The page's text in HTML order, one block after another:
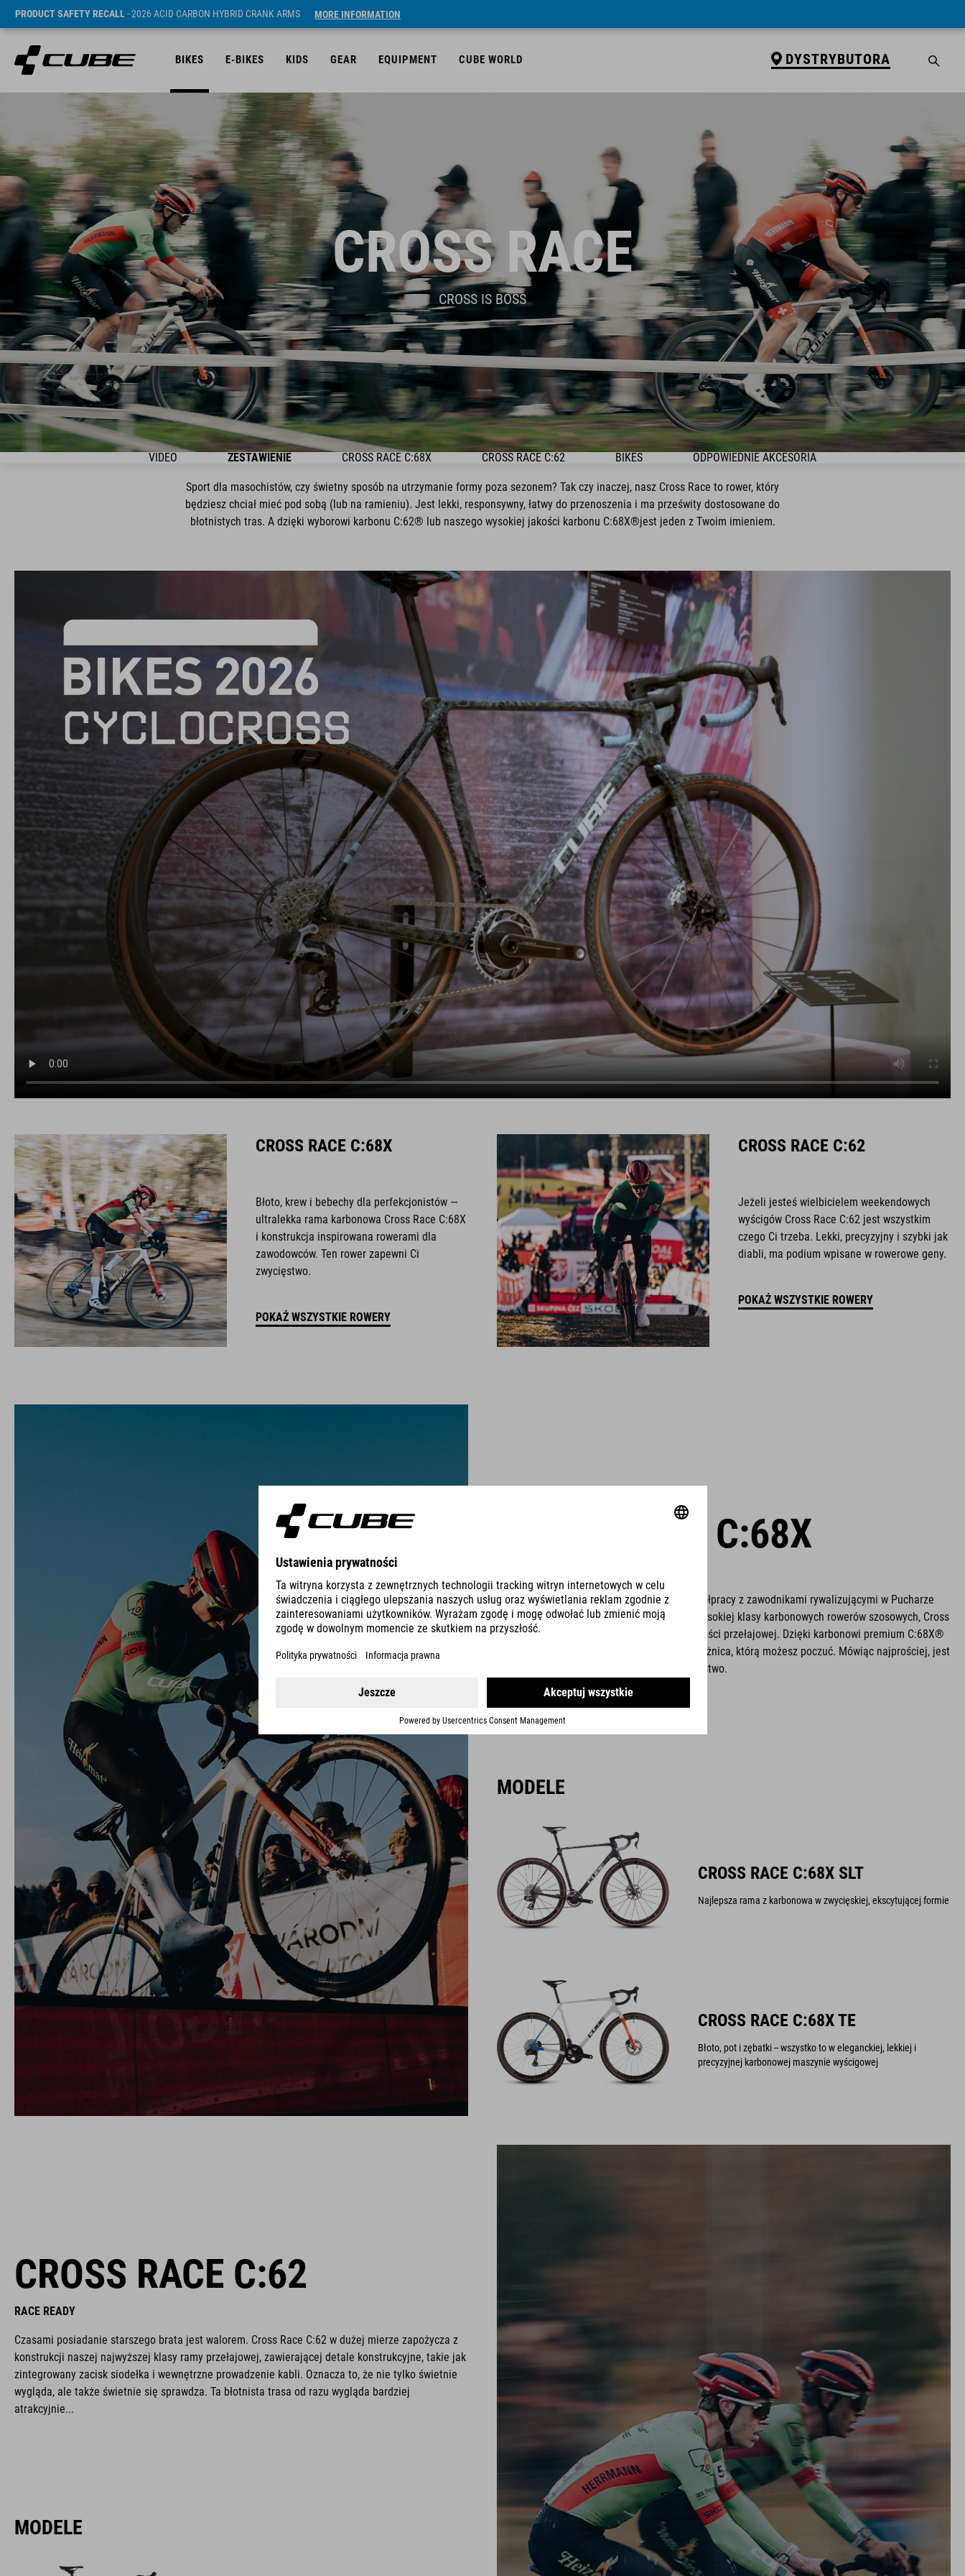
PRODUCT SAFETY RECALL- 2026 ACID CARBON HYBRID CRANK ARMS MORE INFORMATION
BIKES E-BIKES KIDS GEAR EQUIPMENT CUBE WORLD DYSTRYBUTORA
CROSS RACE
CROSS IS BOSS
VIDEO ZESTAWIENIE CROSS RACE C:68X CROSS RACE C:62 BIKES ODPOWIEDNIE AKCESORIA
Sport dla masochistów, czy świetny sposób na utrzymanie formy poza sezonem? Tak czy inaczej, nasz Cross Race to rower, który
będziesz chciał mieć pod sobą (lub na ramieniu). Jest lekki, responsywny, łatwy do przenoszenia i ma prześwity dostosowane do
błotnistych tras. A dzięki wyborowi karbonu C:62® lub naszego wysokiej jakości karbonu C:68X®jest jeden z Twoim imieniem.
CROSS RACE C:68X
Błoto, krew i bebechy dla perfekcjonistów —
ultralekka rama karbonowa Cross Race C:68X
i konstrukcja inspirowana rowerami dla
zawodowców. Ten rower zapewni Ci
zwycięstwo.
POKAŻ WSZYSTKIE ROWERY
CROSS RACE C:62
Jeżeli jesteś wielbicielem weekendowych
wyścigów Cross Race C:62 jest wszystkim
czego Ci trzeba. Lekki, precyzyjny i szybki jak
diabli, ma podium wpisane w rowerowe geny.
POKAŻ WSZYSTKIE ROWERY
CROSS RACE C:68X
To dzieje się naprawdę! Opracowany we współpracy z zawodnikami rywalizującymi w Pucharze
Świata CX i czerpiący inspirację z naszych wysokiej klasy karbonowych rowerów szosowych, Cross
Race C:68X jest wyrazem najwyższej wydajności przełajowej. Dzięki karbonowi premium C:68X®
jest o 200 g lżejszy niż wcześniej - i to jest różnica, którą możesz poczuć. Mówiąc najprościej, jest
zaprojektowany tak, aby umożliwić Ci zwycięstwo.
MODELE
CROSS RACE C:68X SLT
Najlepsza rama z karbonowa w zwycięskiej, ekscytującej formie
CROSS RACE C:68X TE
Błoto, pot i zębatki -- wszystko to w eleganckiej, lekkiej i
precyzyjnej karbonowej maszynie wyścigowej
CROSS RACE C:62
RACE READY
Czasami posiadanie starszego brata jest walorem. Cross Race C:62 w dużej mierze zapożycza z
konstrukcji naszej najwyższej klasy ramy przełajowej, zawierającej detale konstrukcyjne, takie jak
zintegrowany zacisk siodełka i wewnętrzne prowadzenie kabli. Oznacza to, że nie tylko świetnie
wygląda, ale także świetnie się sprawdza. Ta błotnista trasa od razu wygląda bardziej
atrakcyjnie...
MODELE